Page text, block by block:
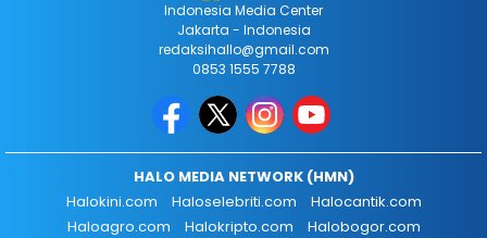
Indonesia Media Center
Jakarta - Indonesia
redaksihallo@gmail.com
0853 1555 7788
HALO MEDIA NETWORK (HMN)
Halokini.com
Haloselebriti.com
Halocantik.com
Haloagro.com
Halokripto.com
Halobogor.com